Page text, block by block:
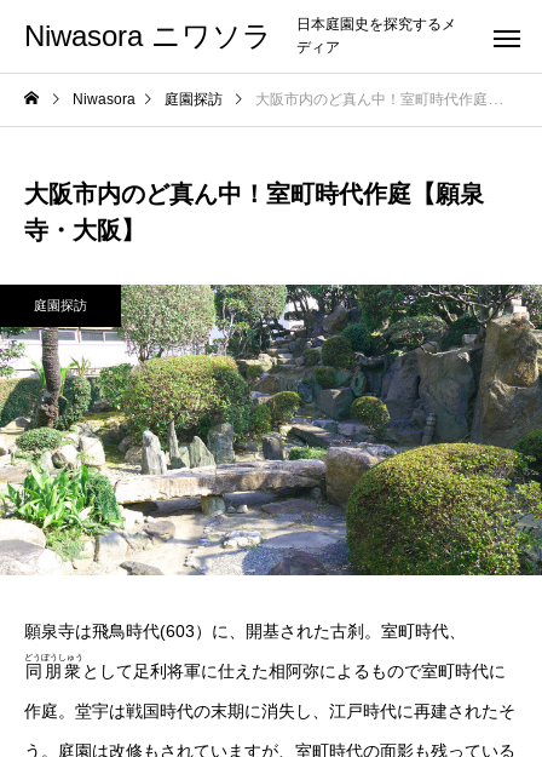
Niwasora ニワソラ
日本庭園史を探究するメ
ディア
Niwasora 庭園探訪 大阪市内のど真ん中！室町時代作庭【願泉
大阪市内のど真ん中！室町時代作庭【願泉
寺・大阪】
庭園探訪
願泉寺は飛鳥時代(603）に、開基された古刹。室町時代、
同朋衆
どうぼうしゅう
として足利将軍に仕えた相阿弥によるもので室町時代に
作庭。堂宇は戦国時代の末期に消失し、江戸時代に再建されたそ
う。庭園は改修もされていますが、室町時代の面影も残っている